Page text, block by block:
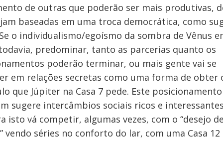
de outras que poderão ser mais produtivas,
baseadas em uma troca democrática, como
o individualismo/egoísmo da sombra de Vênus
predominar, tanto as parcerias quanto os
poderão terminar, ou mais gente vai se
em relações secretas como uma forma de obter
que Júpiter na Casa 7 pede. Este posicionamento
sugere intercâmbios sociais ricos e
isto vá competir, algumas vezes, com o “desejo
vendo séries no conforto do lar, com uma Casa 12